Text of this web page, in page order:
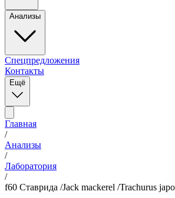
Анализы
Спецпредложения
Контакты
Ещё
Главная
/
Анализы
/
Лаборатория
/
f60 Ставрида /Jack mackerel /Trachurus